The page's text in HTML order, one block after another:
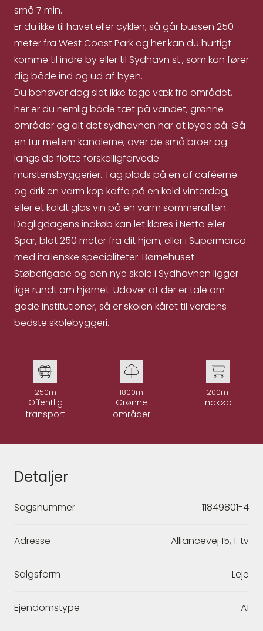
små 7 min.
Er du ikke til havet eller cyklen, så går bussen 250
meter fra West Coast Park og her kan du hurtigt
komme til indre by eller til Sydhavn st., som kan fører
dig både ind og ud af byen.
Du behøver dog slet ikke tage væk fra området,
her er du nemlig både tæt på vandet, grønne
områder og alt det sydhavnen har at byde på. Gå
en tur mellem kanalerne, over de små broer og
langs de flotte forskelligfarvede
murstensbyggerier. Tag plads på en af caféerne
og drik en varm kop kaffe på en kold vinterdag,
eller et koldt glas vin på en varm sommeraften.
Dagligdagens indkøb kan let klares i Netto eller
Spar, blot 250 meter fra dit hjem, eller i Supermarco
med italienske specialiteter. Børnehuset
Støberigade og den nye skole i Sydhavnen ligger
lige rundt om hjørnet. Udover at der er tale om
gode institutioner, så er skolen kåret til verdens
bedste skolebyggeri.
250m
Offentlig
transport
1800m
Grønne
områder
200m
Indkøb
Detaljer
Sagsnummer 11849801-4
Adresse Alliancevej 15, 1. tv
Salgsform Leje
Ejendomstype A1